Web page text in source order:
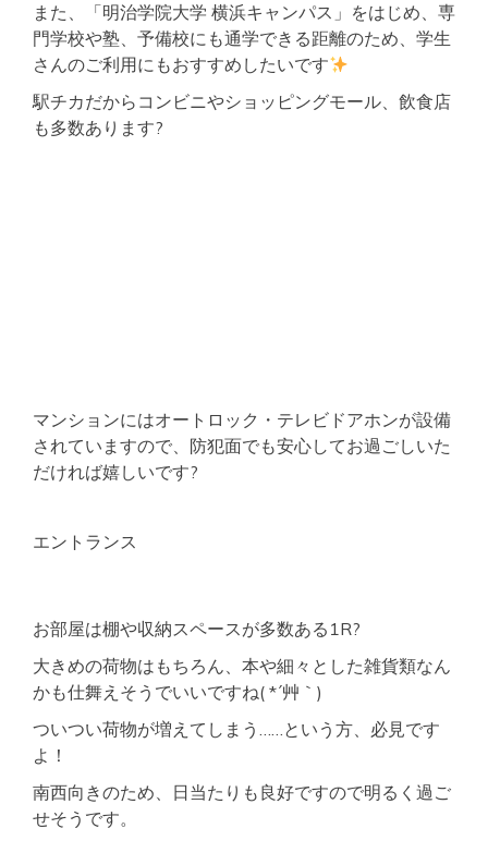
また、「明治学院大学 横浜キャンパス」をはじめ、専
門学校や塾、予備校にも通学できる距離のため、学生
さんのご利用にもおすすめしたいです
駅チカだからコンビニやショッピングモール、飲食店
も多数あります?
マンションにはオートロック・テレビドアホンが設備
されていますので、防犯面でも安心してお過ごしいた
だければ嬉しいです?
エントランス
お部屋は棚や収納スペースが多数ある1R?
大きめの荷物はもちろん、本や細々とした雑貨類なん
かも仕舞えそうでいいですね( *´艸｀)
ついつい荷物が増えてしまう……という方、必見です
よ！
南西向きのため、日当たりも良好ですので明るく過ご
せそうです。